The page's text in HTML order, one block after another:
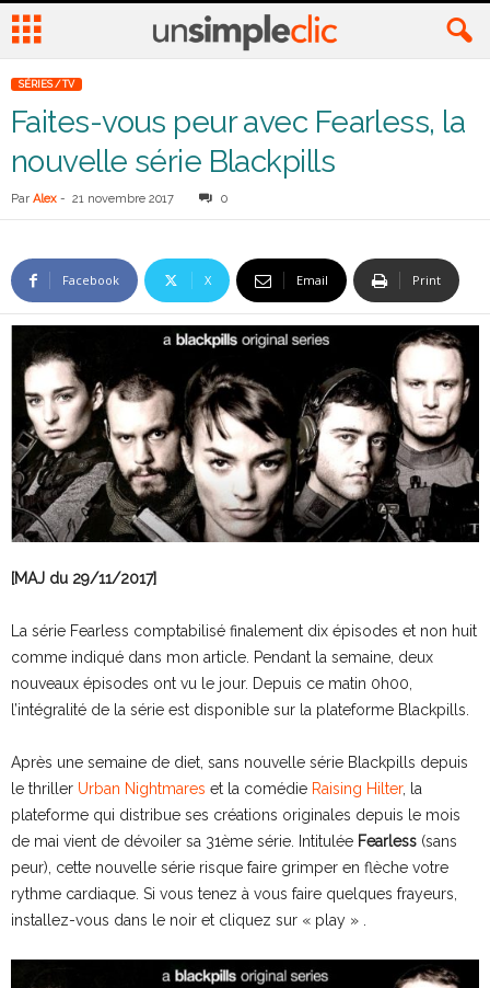
SÉRIES / TV
Faites-vous peur avec Fearless, la
nouvelle série Blackpills
Par Alex - 21 novembre 2017 0
Facebook X Email Print
[MAJ du 29/11/2017]
La série Fearless comptabilisé finalement dix épisodes et non huit
comme indiqué dans mon article. Pendant la semaine, deux
nouveaux épisodes ont vu le jour. Depuis ce matin 0h00,
l’intégralité de la série est disponible sur la plateforme Blackpills.
Après une semaine de diet, sans nouvelle série Blackpills depuis
le thriller Urban Nightmares et la comédie Raising Hilter, la
plateforme qui distribue ses créations originales depuis le mois
de mai vient de dévoiler sa 31ème série. Intitulée Fearless (sans
peur), cette nouvelle série risque faire grimper en flèche votre
rythme cardiaque. Si vous tenez à vous faire quelques frayeurs,
installez-vous dans le noir et cliquez sur « play » .